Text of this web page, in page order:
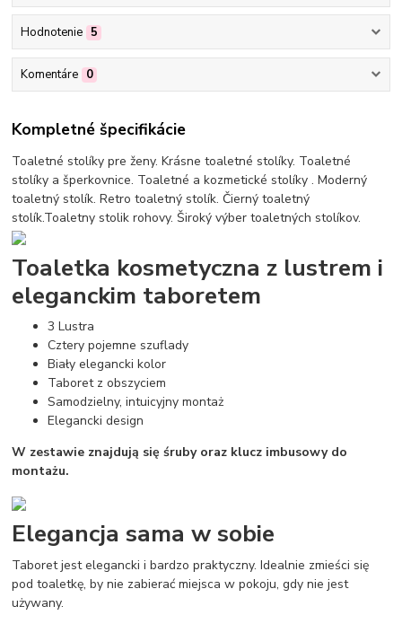
Hodnotenie 5
Komentáre 0
Kompletné špecifikácie
Toaletné stolíky pre ženy. Krásne toaletné stolíky. Toaletné
stolíky a šperkovnice. Toaletné a kozmetické stolíky . Moderný
toaletný stolík. Retro toaletný stolík. Čierný toaletný
stolík.Toaletny stolik rohovy. Široký výber toaletných stolíkov.
Toaletka kosmetyczna z lustrem i
eleganckim taboretem
3 Lustra
Cztery pojemne szuflady
Biały elegancki kolor
Taboret z obszyciem
Samodzielny, intuicyjny montaż
Elegancki design
W zestawie znajdują się śruby oraz klucz imbusowy do
montażu.
Elegancja sama w sobie
Taboret jest elegancki i bardzo praktyczny. Idealnie zmieści się
pod toaletkę, by nie zabierać miejsca w pokoju, gdy nie jest
używany.